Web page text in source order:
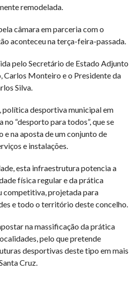
remodelada.
câmara em parceria com o
aconteceu na terça-feira-passada.
pelo Secretário de Estado Adjunto
Carlos Monteiro e o Presidente da
Silva.
política desportiva municipal em
no “desporto para todos”, que se
na aposta de um conjunto de
e instalações.
esta infraestrutura potencia a
física regular e da prática
competitiva, projetada para
e todo o território deste concelho.
na massificação da prática
pelo que pretende
desportivas deste tipo em mais
Cruz.